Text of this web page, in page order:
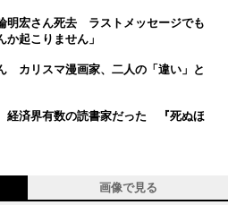
明宏さん死去 ラストメッセージでも
起こりません」
カリスマ漫画家、二人の「違い」と
経済界有数の読書家だった 『死ぬほ
画像で見る